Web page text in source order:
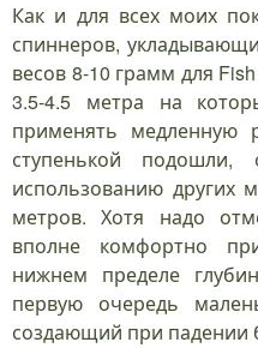
Как и для всех моих
спиннеров,
весов 8-10 грамм для
3.5-4.5 метра на
применять медленную
ступенькой
использованию других
метров. Хотя надо
вполне комфортно
нижнем пределе
первую очередь
создающий при падении